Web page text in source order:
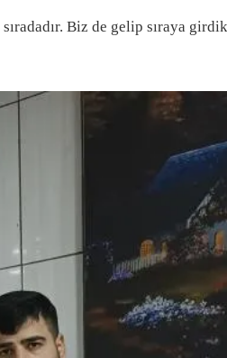
Biz de gelip sıraya